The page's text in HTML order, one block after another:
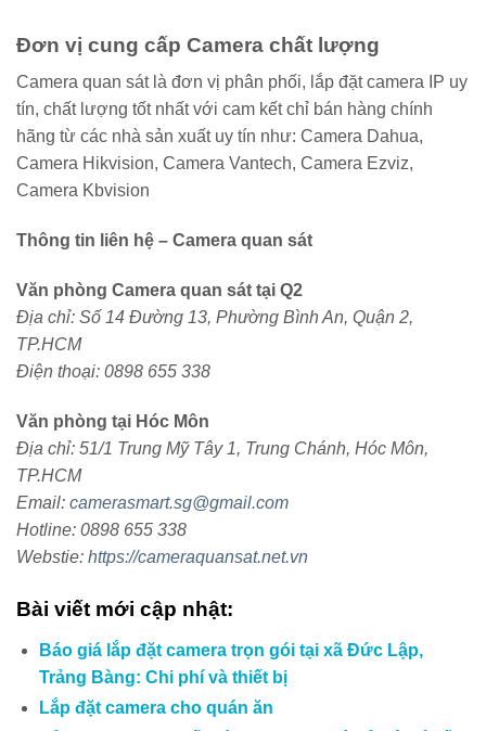
Đơn vị cung cấp Camera chất lượng
Camera quan sát là đơn vị phân phối, lắp đặt camera IP uy
tín, chất lượng tốt nhất với cam kết chỉ bán hàng chính
hãng từ các nhà sản xuất uy tín như: Camera Dahua,
Camera Hikvision, Camera Vantech, Camera Ezviz,
Camera Kbvision
Thông tin liên hệ – Camera quan sát
Văn phòng Camera quan sát tại Q2
Địa chỉ: Số 14 Đường 13, Phường Bình An, Quận 2,
TP.HCM
Điện thoại: 0898 655 338
Văn phòng tại Hóc Môn
Địa chỉ: 51/1 Trung Mỹ Tây 1, Trung Chánh, Hóc Môn,
TP.HCM
Email: camerasmart.sg@gmail.com
Hotline: 0898 655 338
Webstie: https://cameraquansat.net.vn
Bài viết mới cập nhật:
Báo giá lắp đặt camera trọn gói tại xã Đức Lập,
Trảng Bàng: Chi phí và thiết bị
Lắp đặt camera cho quán ăn